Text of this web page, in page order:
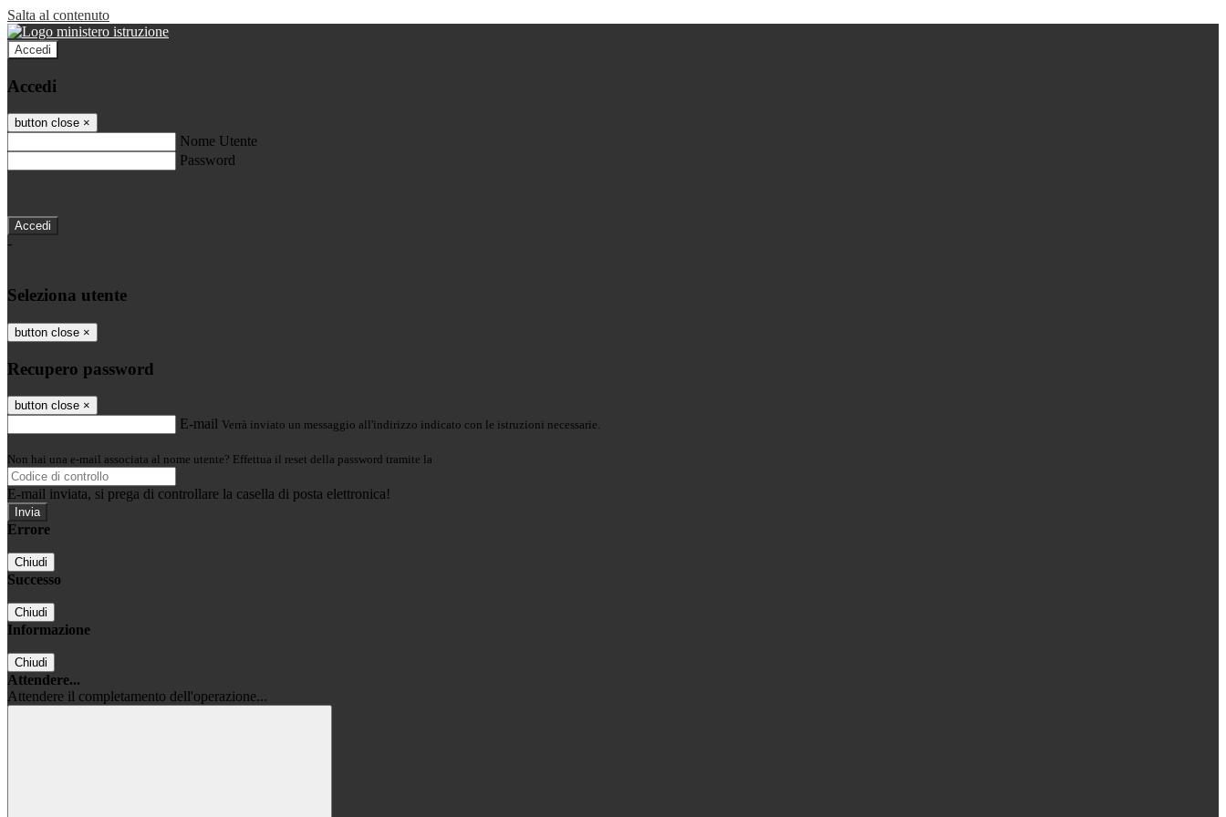
Salta al contenuto
Accedi
Accedi
button close ×
Nome Utente
Password
-
Seleziona utente
button close ×
Recupero password
button close ×
E-mail Verrà inviato un messaggio all'indirizzo indicato con le istruzioni necessarie.
Non hai una e-mail associata al nome utente? Effettua il reset della password tramite la
E-mail inviata, si prega di controllare la casella di posta elettronica!
Errore
Chiudi
Successo
Chiudi
Informazione
Chiudi
Attendere...
Attendere il completamento dell'operazione...